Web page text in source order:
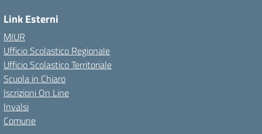
Link Esterni
MIUR
Ufficio Scolastico Regionale
Ufficio Scolastico Territoriale
Scuola in Chiaro
Iscrizioni On Line
Invalsi
Comune